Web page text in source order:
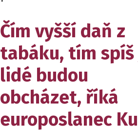
Čím vyšší daň z
tabáku, tím
lidé budou
obcházet, říká
europoslanec